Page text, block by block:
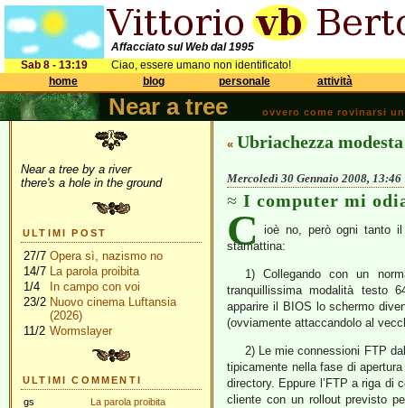
Affacciato sul Web dal 1995
Sab 8 - 13:19
Ciao, essere umano non identificato!
home
blog personale attività
Near a tree ovvero come rovinarsi
Near a tree by a river
there's a hole in the ground
ULTIMI POST
27/7 Opera sì, nazismo no
14/7 La parola proibita
1/4
In campo con voi
23/2 Nuovo cinema Luftansia
(2026)
11/2 Wormslayer
ULTIMI COMMENTI
gs
La parola proibita
« Ubriachezza modesta
Mercoledì 30 Gennaio 2008, 13:46
I computer mi
C
ioè no, però ogni tanto
stamattina:
1) Collegando con un
tranquillissima modalità testo
apparire il BIOS lo schermo
(ovviamente attaccandolo al
2) Le mie connessioni FTP
tipicamente nella fase di
directory. Eppure l’FTP a riga di
cliente con un rollout previsto